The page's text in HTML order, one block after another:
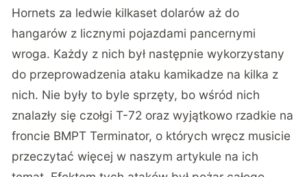
Hornets za ledwie kilkaset dolarów aż do
hangarów z licznymi pojazdami pancernymi
wroga. Każdy z nich był następnie wykorzystany
do przeprowadzenia ataku kamikadze na kilka z
nich. Nie były to byle sprzęty, bo wśród nich
znalazły się czołgi T-72 oraz wyjątkowo rzadkie na
froncie BMPT Terminator, o których wręcz musicie
przeczytać więcej w naszym artykule na ich